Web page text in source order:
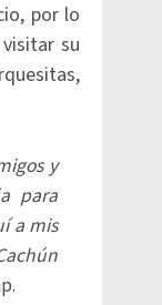
por lo
su
y
para
a mis